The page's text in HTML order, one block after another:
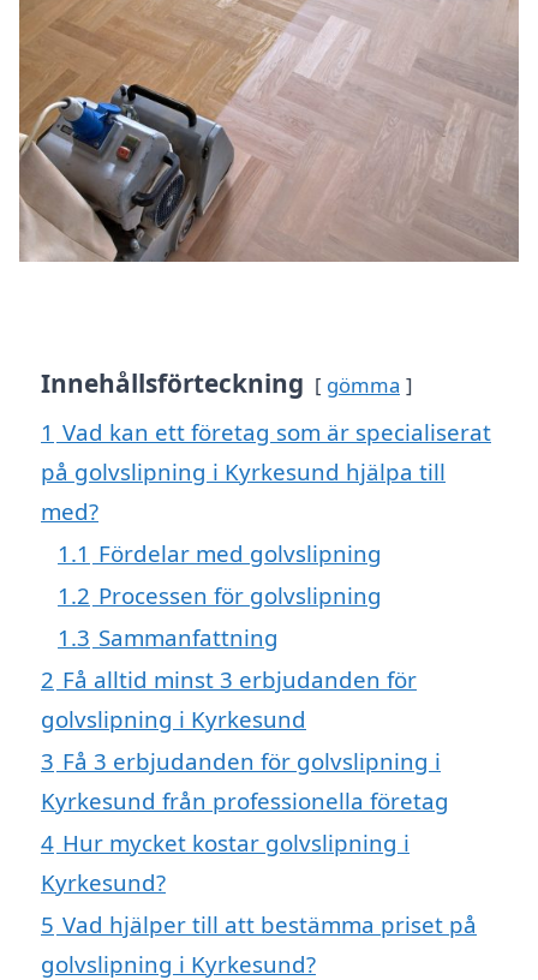
Innehållsförteckning gömma
1 Vad kan ett företag som är specialiserat
på golvslipning i Kyrkesund hjälpa till
med?
1.1 Fördelar med golvslipning
1.2 Processen för golvslipning
1.3 Sammanfattning
2 Få alltid minst 3 erbjudanden för
golvslipning i Kyrkesund
3 Få 3 erbjudanden för golvslipning i
Kyrkesund från professionella företag
4 Hur mycket kostar golvslipning i
Kyrkesund?
5 Vad hjälper till att bestämma priset på
golvslipning i Kyrkesund?